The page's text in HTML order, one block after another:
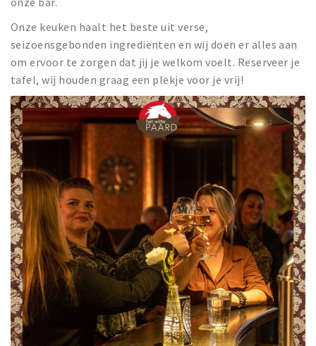
Onze keuken haalt het beste uit verse,
seizoensgebonden ingrediënten en wij doen er alles aan
om ervoor te zorgen dat jij je welkom voelt. Reserveer je
tafel, wij houden graag een plekje voor je vrij!